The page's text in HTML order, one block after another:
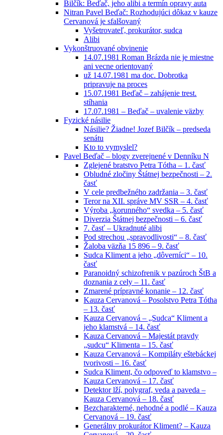
Bilčík: Beďač, jeho alibi a termín opravy auta
Nitran Pavel Beďač: Rozhodujúci dôkaz v kauze
Cervanová je sfalšovaný
Vyšetrovateľ, prokurátor, sudca
Alibi
Vykonštruované obvinenie
14.07.1981 Roman Brázda nie je miestne
ani vecne orientovaný
už 14.07.1981 ma doc. Dobrotka
pripravuje na proces
15.07.1981 Beďač – zahájenie trest.
stíhania
17.07.1981 – Beďač – uvalenie väzby
Fyzické násilie
Násilie? Žiadne! Jozef Bilčík – predseda
senátu
Kto to vymyslel?
Pavel Beďač – blogy zverejnené v Denníku N
Zglejené bratstvo Petra Tótha – 1. časť
Obludné zločiny Štátnej bezpečnosti – 2.
časť
V cele predbežného zadržania – 3. časť
Teror na XII. správe MV SSR – 4. časť
Výroba „korunného“ svedka – 5. časť
Diverzia Štátnej bezpečnosti – 6. časť
7. časť – Ukradnuté alibi
Pod strechou „spravodlivosti“ – 8. časť
Žaloba väzňa 15 896 – 9. časť
Sudca Kliment a jeho „dôverníci“ – 10.
časť
Paranoidný schizofrenik v pazúroch ŠtB a
doznania z cely – 11. časť
Zmarené prípravné konanie – 12. časť
Kauza Cervanová – Posolstvo Petra Tótha
– 13. časť
Kauza Cervanová – „Sudca“ Kliment a
jeho klamstvá – 14. časť
Kauza Cervanová – Majestát pravdy
„sudcu“ Klimenta – 15. časť
Kauza Cervanová – Kompiláty eštebáckej
tvorivosti – 16. časť
Sudca Kliment, čo odpoveď to klamstvo –
Kauza Cervanová – 17. časť
Detektor lží, polygraf, veda a paveda –
Kauza Cervanová – 18. časť
Bezcharakterné, nehodné a podlé – Kauza
Cervanová – 19. časť
Generálny prokurátor Kliment? – Kauza